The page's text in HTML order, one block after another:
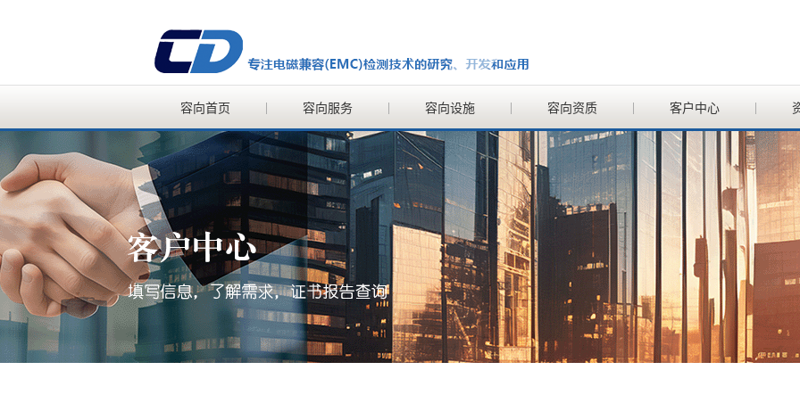
容向首页 容向服务 容向设施 容向资质 客户中心